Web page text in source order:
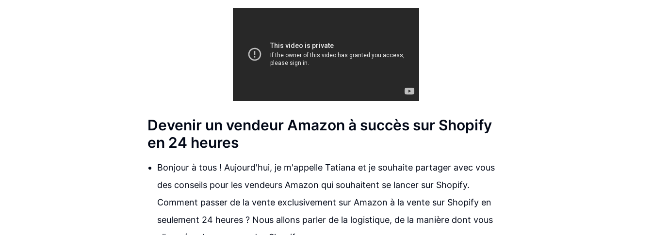
Devenir un vendeur Amazon à succès sur Shopify
en 24 heures
Bonjour à tous ! Aujourd'hui, je m'appelle Tatiana et je souhaite partager avec vous
des conseils pour les vendeurs Amazon qui souhaitent se lancer sur Shopify.
Comment passer de la vente exclusivement sur Amazon à la vente sur Shopify en
seulement 24 heures ? Nous allons parler de la logistique, de la manière dont vous